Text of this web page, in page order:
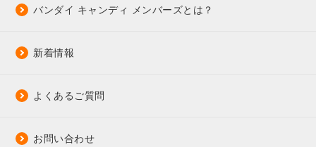
バンダイ キャンディ メンバーズとは？
新着情報
よくあるご質問
お問い合わせ